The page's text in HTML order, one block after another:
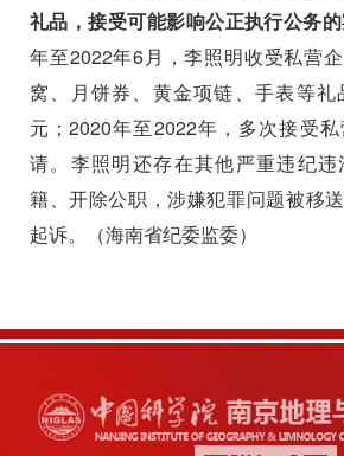
礼品，接受可能影响公正执行公务的
年至2022年6月，李照明收受私营
窝、月饼券、黄金项链、手表等礼
元；2020年至2022年，多次接受
请。李照明还存在其他严重违纪
籍、开除公职，涉嫌犯罪问题被移
起诉。（海南省纪委监委）